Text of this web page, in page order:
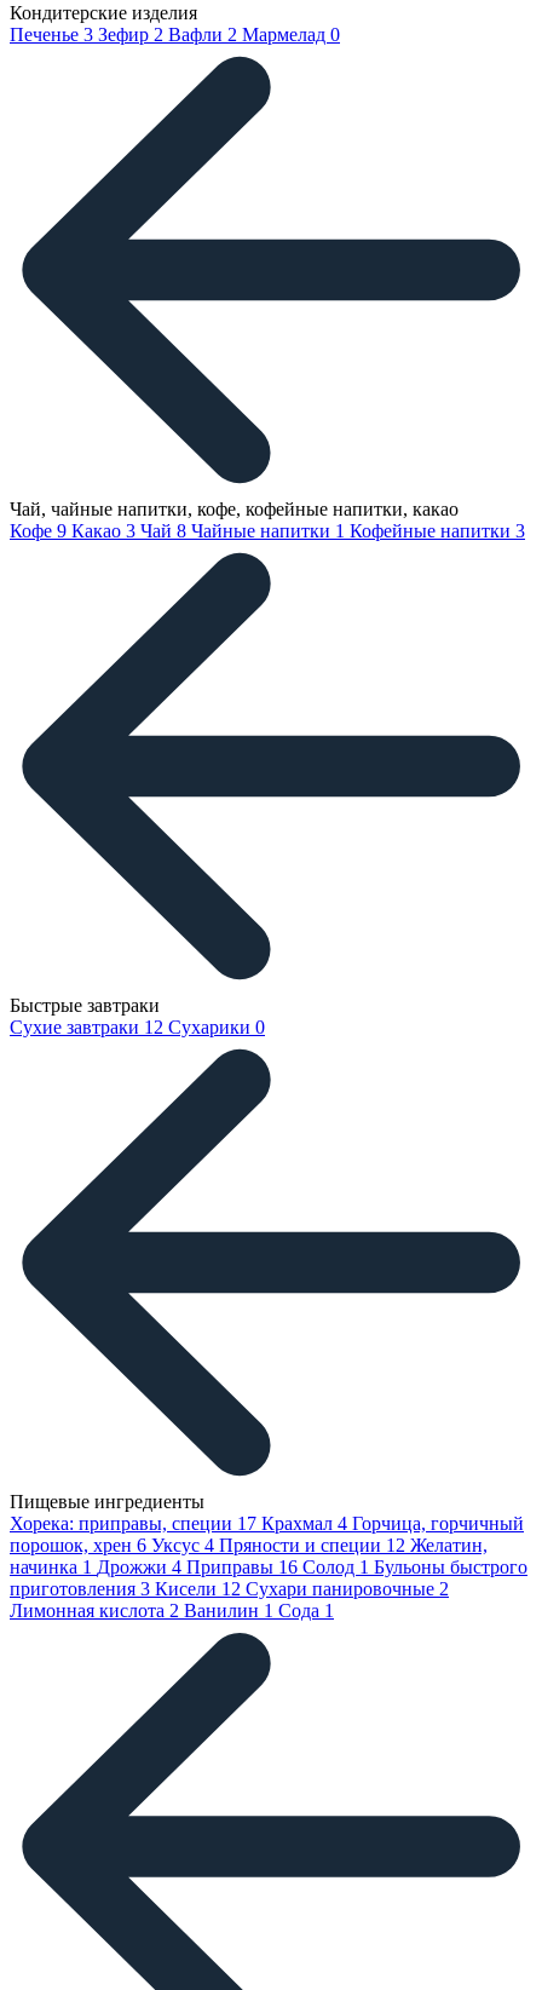
Кондитерские изделия
Печенье 3 Зефир 2 Вафли 2 Мармелад 0
Чай, чайные напитки, кофе, кофейные напитки, какао
Кофе 9 Какао 3 Чай 8 Чайные напитки 1 Кофейные напитки 3
Быстрые завтраки
Сухие завтраки 12 Сухарики 0
Пищевые ингредиенты
Хорека: приправы, специи 17 Крахмал 4 Горчица, горчичный
порошок, хрен 6 Уксус 4 Пряности и специи 12 Желатин,
начинка 1 Дрожжи 4 Приправы 16 Солод 1 Бульоны быстрого
приготовления 3 Кисели 12 Сухари панировочные 2
Лимонная кислота 2 Ванилин 1 Сода 1